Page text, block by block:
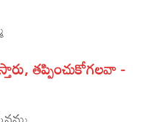
Songs
SongsSongs
తప్పించుకోగలవా -